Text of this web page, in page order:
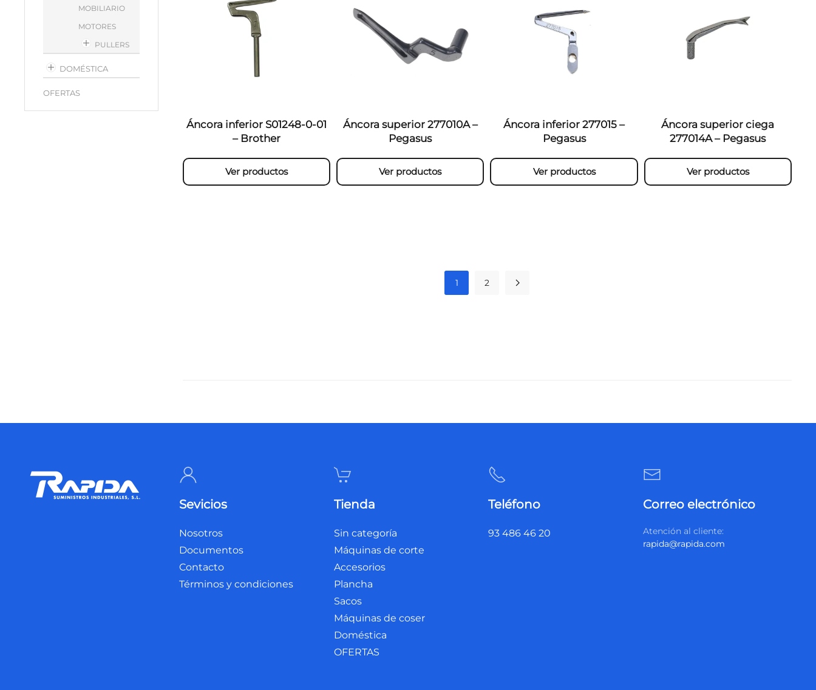
MOBILIARIO
MOTORES
PULLERS
DOMÉSTICA
OFERTAS
Áncora inferior S01248-0-01
– Brother
Ver productos
Áncora superior 277010A –
Pegasus
Ver productos
Áncora inferior 277015 –
Pegasus
Ver productos
Áncora superior ciega
277014A – Pegasus
Ver productos
1 2
Sevicios
Nosotros
Documentos
Contacto
Términos y condiciones
Tienda
Sin categoría
Máquinas de corte
Accesorios
Plancha
Sacos
Máquinas de coser
Doméstica
OFERTAS
Teléfono
93 486 46 20
Correo electrónico
Atención al cliente:
rapida@rapida.com